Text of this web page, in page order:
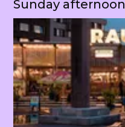
Sunday afternoon